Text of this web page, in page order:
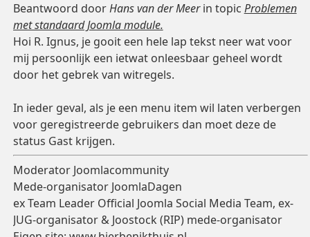
Beantwoord doorHans van der Meerin topic Problemen
met standaard Joomla module.
Hoi R. Ignus, je gooit een hele lap tekst neer wat voor
mij persoonlijk een ietwat onleesbaar geheel wordt
door het gebrek van witregels.
In ieder geval, als je een menu item wil laten verbergen
voor geregistreerde gebruikers dan moet deze de
status Gast krijgen.
Moderator Joomlacommunity
Mede-organisator JoomlaDagen
ex Team Leader Official Joomla Social Media Team, ex-
JUG-organisator & Joostock (RIP) mede-organisator